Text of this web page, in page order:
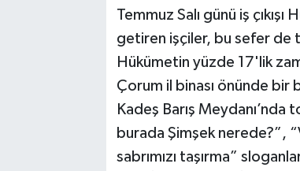
Temmuz Salı günü iş
getiren işçiler, bu sefer de
Hükümetin yüzde 17'lik
Çorum il binası önünde bir
Kadeş Barış Meydanı’nda
burada Şimşek nerede?”,
sabrımızı taşırma”